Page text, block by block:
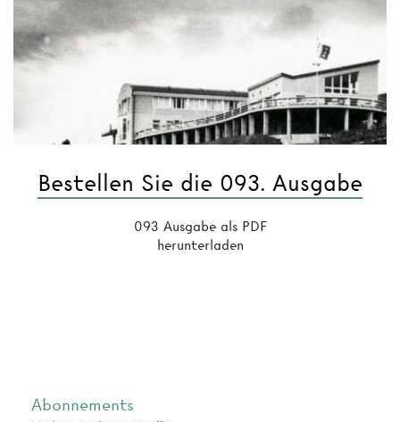
Bestellen Sie die 093. Ausgabe
093 Ausgabe als PDF
herunterladen
Abonnements